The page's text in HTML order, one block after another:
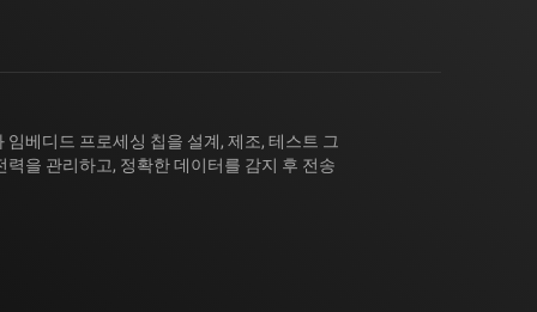
베디드 프로세싱 칩을 설계, 제조, 테스트 그
을 관리하고, 정확한 데이터를 감지 후 전송